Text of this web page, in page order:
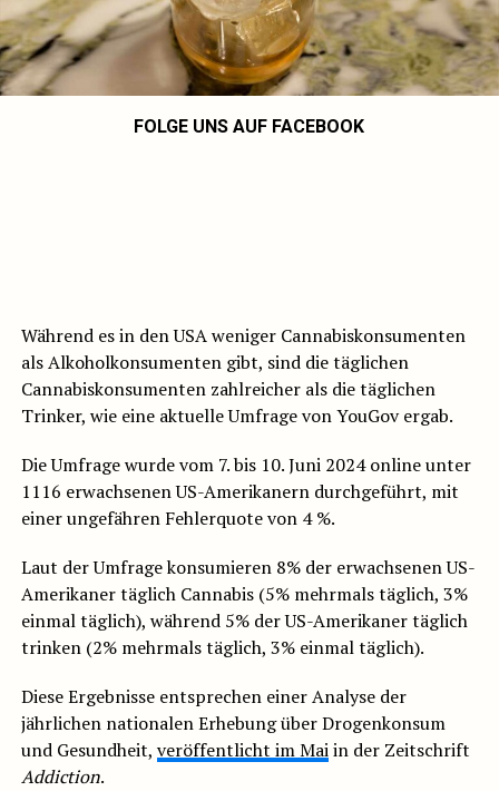
FOLGE UNS AUF FACEBOOK
Während es in den USA weniger Cannabiskonsumenten
als Alkoholkonsumenten gibt, sind die täglichen
Cannabiskonsumenten zahlreicher als die täglichen
Trinker, wie eine aktuelle Umfrage von YouGov ergab.
Die Umfrage wurde vom 7. bis 10. Juni 2024 online unter
1116 erwachsenen US-Amerikanern durchgeführt, mit
einer ungefähren Fehlerquote von 4 %.
Laut der Umfrage konsumieren 8% der erwachsenen US-
Amerikaner täglich Cannabis (5% mehrmals täglich, 3%
einmal täglich), während 5% der US-Amerikaner täglich
trinken (2% mehrmals täglich, 3% einmal täglich).
Diese Ergebnisse entsprechen einer Analyse der
jährlichen nationalen Erhebung über Drogenkonsum
und Gesundheit, veröffentlicht im Maiin der Zeitschrift
Addiction.